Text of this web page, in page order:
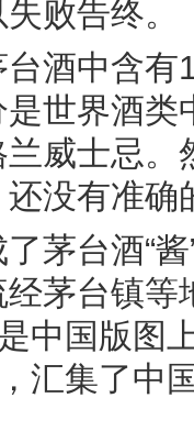
败告终。
酒中含
世界酒
威士忌
没有准确
台酒“酱
茅台镇
中国版图
汇集了中